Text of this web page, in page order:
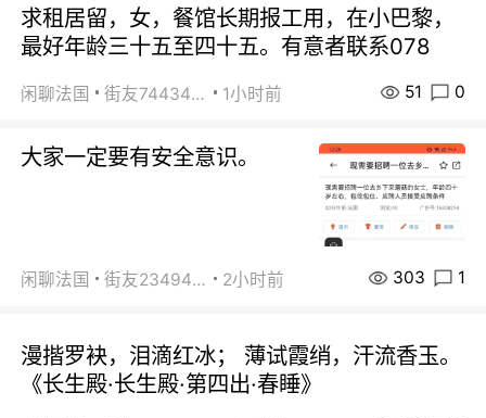
求租居留，女，餐馆长期报工用，在小巴黎，
最好年龄三十五至四十五。有意者联系078
闲聊法国 街友74434350 1小时前 51 0
大家一定要有安全意识。
闲聊法国 街友23494008 2小时前 303 1
漫揩罗袂，泪滴红冰； 薄试霞绡，汗流香玉。
《长生殿·长生殿·第四出·春睡》